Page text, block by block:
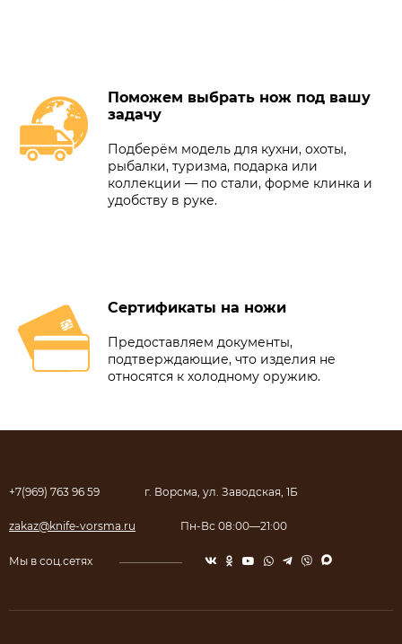
Поможем выбрать нож под вашу
задачу
Подберём модель для кухни, охоты,
рыбалки, туризма, подарка или
коллекции — по стали, форме клинка и
удобству в руке.
Сертификаты на ножи
Предоставляем документы,
подтверждающие, что изделия не
относятся к холодному оружию.
+7(969) 763 96 59 г. Ворсма, ул. Заводская, 1Б
zakaz@knife-vorsma.ru Пн-Вс 08:00—21:00
Мы в соц.сетях